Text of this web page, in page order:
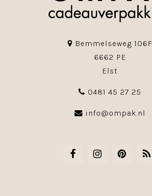
Bemmelseweg 106F
6662 PE
Elst
0481 45 27 25
info@ompak.nl